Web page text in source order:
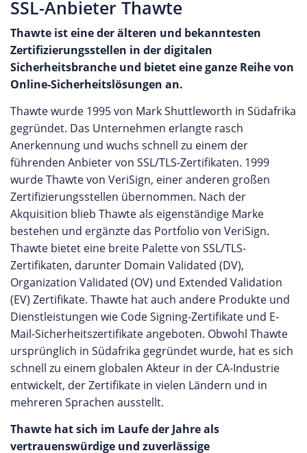
SSL-Anbieter Thawte
Thawte ist eine der älteren und bekanntesten
Zertifizierungsstellen in der digitalen
Sicherheitsbranche und bietet eine ganze Reihe von
Online-Sicherheitslösungen an.
Thawte wurde 1995 von Mark Shuttleworth in Südafrika
gegründet. Das Unternehmen erlangte rasch
Anerkennung und wuchs schnell zu einem der
führenden Anbieter von SSL/TLS-Zertifikaten. 1999
wurde Thawte von VeriSign, einer anderen großen
Zertifizierungsstellen übernommen. Nach der
Akquisition blieb Thawte als eigenständige Marke
bestehen und ergänzte das Portfolio von VeriSign.
Thawte bietet eine breite Palette von SSL/TLS-
Zertifikaten, darunter Domain Validated (DV),
Organization Validated (OV) und Extended Validation
(EV) Zertifikate. Thawte hat auch andere Produkte und
Dienstleistungen wie Code Signing-Zertifikate und E-
Mail-Sicherheitszertifikate angeboten. Obwohl Thawte
ursprünglich in Südafrika gegründet wurde, hat es sich
schnell zu einem globalen Akteur in der CA-Industrie
entwickelt, der Zertifikate in vielen Ländern und in
mehreren Sprachen ausstellt.
Thawte hat sich im Laufe der Jahre als
vertrauenswürdige und zuverlässige